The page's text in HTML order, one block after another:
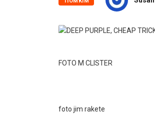
FOTO M CLISTER
foto jim rakete